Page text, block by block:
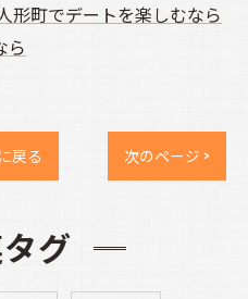
形町でデートを楽しむなら
ら
戻る 次のページ >
グ